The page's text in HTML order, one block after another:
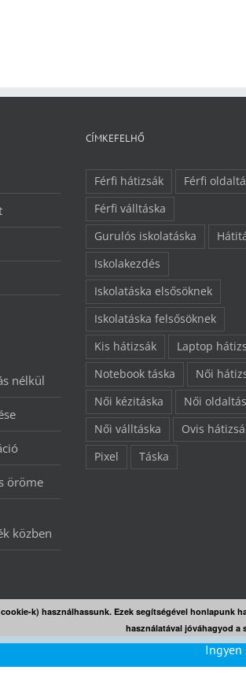
nélkül
öröme
közben
CÍMKEFELHŐ
Férfi hátizsák
Férfi
Férfi válltáska
Gurulós iskolatáska
Iskolakezdés
Iskolatáska elsősöknek
Iskolatáska felsősöknek
Kis hátizsák
Laptop
Notebook táska
Női
Női kézitáska
Női
Női válltáska
Ovis
Pixel
Táska
Ingyen
k) használhassunk. Ezek segítségével
használatával jóváhagyod a